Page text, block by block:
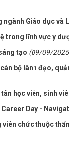
ngành Giáo dục và
trong lĩnh vực y
tạo (09/09/
bộ lãnh đạo,
học viên, sinh
Day -
chức thuộc